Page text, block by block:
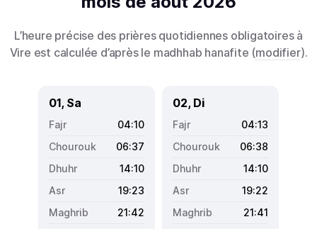
L’heure précise des prières quotidiennes obligatoires à
Vire est calculée d’après le madhhab hanafite (modifier).
01, Sa
04:10
06:37
14:10
19:23
21:42
02, Di
04:13
06:38
14:10
19:22
21:41